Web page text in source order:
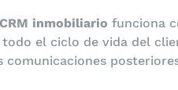
inmobiliario funciona
el ciclo de vida del